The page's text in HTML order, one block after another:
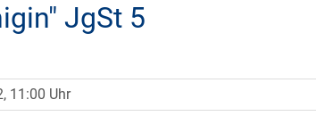
JgSt 5
11:00 Uhr